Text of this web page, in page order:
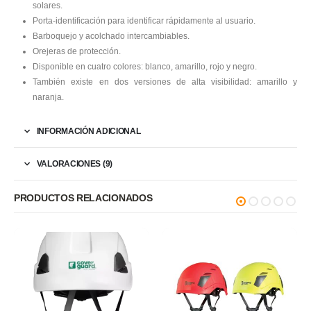
solares.
Porta-identificación para identificar rápidamente al usuario.
Barboquejo y acolchado intercambiables.
Orejeras de protección.
Disponible en cuatro colores: blanco, amarillo, rojo y negro.
También existe en dos versiones de alta visibilidad: amarillo y
naranja.
INFORMACIÓN ADICIONAL
VALORACIONES (9)
PRODUCTOS RELACIONADOS